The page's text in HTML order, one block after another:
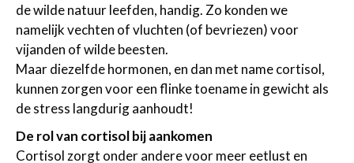
de wilde natuur leefden, handig. Zo konden we
namelijk vechten of vluchten (of bevriezen) voor
vijanden of wilde beesten.
Maar diezelfde hormonen, en dan met name cortisol,
kunnen zorgen voor een flinke toename in gewicht als
de stress langdurig aanhoudt!
De rol van cortisol bij aankomen
Cortisol zorgt onder andere voor meer eetlust en